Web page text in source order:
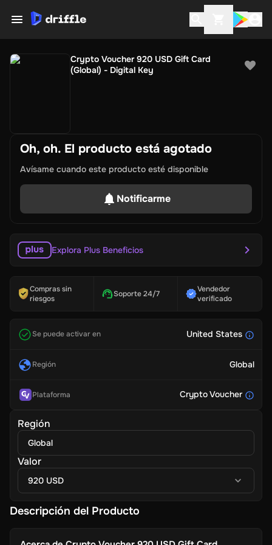
Crypto Voucher 920 USD Gift Card
(Global) - Digital Key
Oh, oh. El producto está agotado
Avísame cuando este producto esté disponible
Notificarme
Explora Plus Beneficios
Compras sin
riesgos
Soporte 24/7
Vendedor
verificado
Se puede activar en United States
Región Global
Plataforma Crypto Voucher
Región
Global
Valor
920 USD
Descripción del Producto